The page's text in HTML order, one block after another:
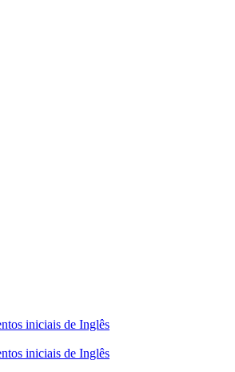
iniciais de Inglês
iniciais de Inglês